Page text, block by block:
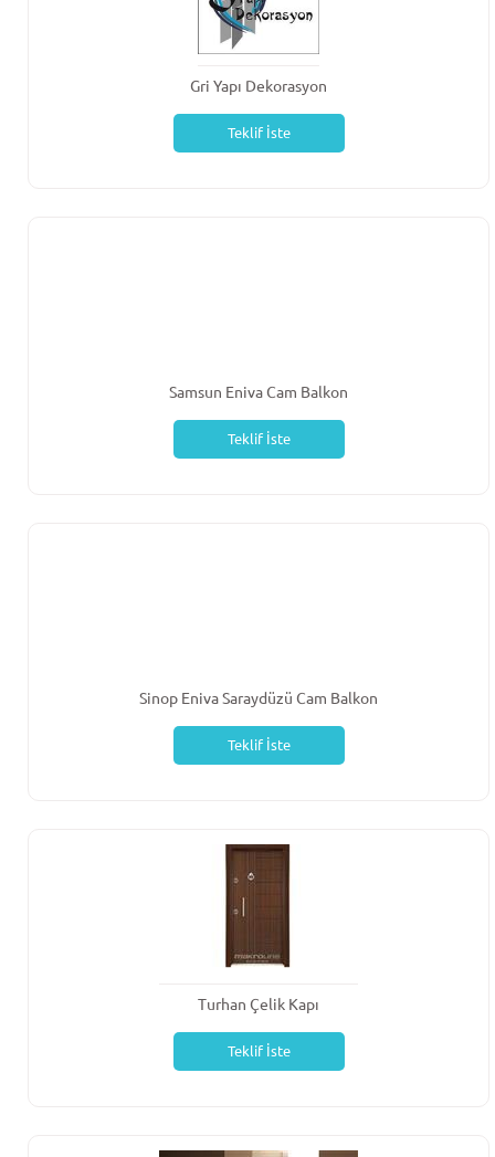
Gri Yapı Dekorasyon
Teklif İste
Samsun Eniva Cam Balkon
Teklif İste
Sinop Eniva Saraydüzü Cam Balkon
Teklif İste
Turhan Çelik Kapı
Teklif İste